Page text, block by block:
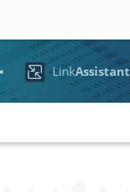
LinkAssistant